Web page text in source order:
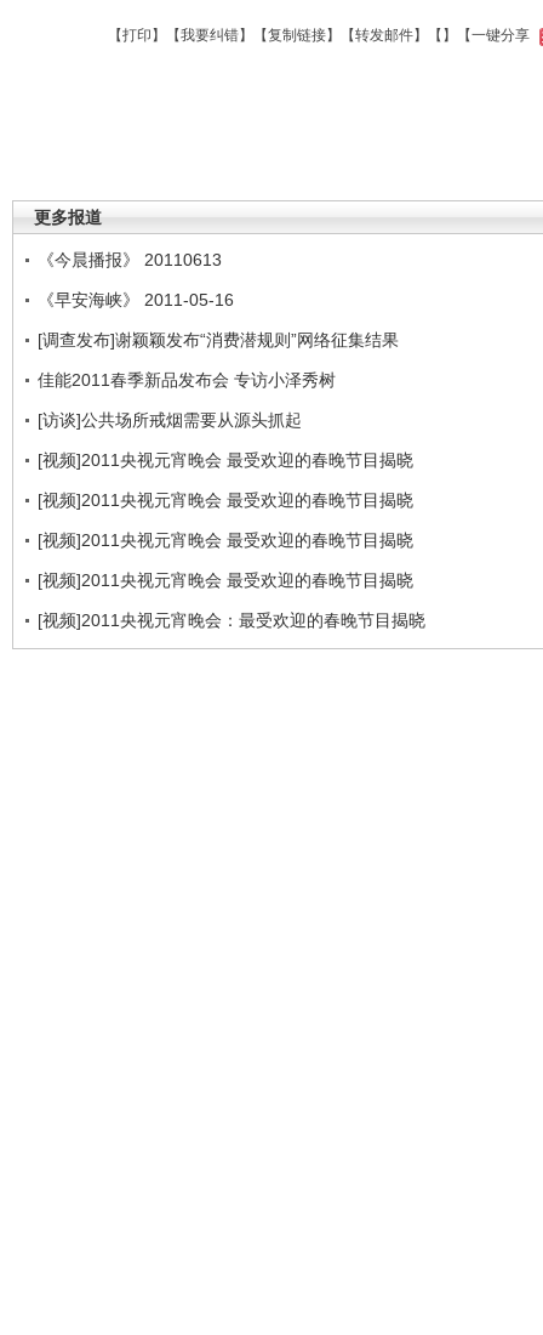
【打印 】【我要纠错】【复制链接】【转发邮件】【 】 【一键分享
更多报道
《今晨播报》 20110613
《早安海峡》 2011-05-16
[调查发布]谢颖颖发布“消费潜规则”网络征集结果
佳能2011春季新品发布会 专访小泽秀树
[访谈]公共场所戒烟需要从源头抓起
[视频]2011央视元宵晚会 最受欢迎的春晚节目揭晓
[视频]2011央视元宵晚会 最受欢迎的春晚节目揭晓
[视频]2011央视元宵晚会 最受欢迎的春晚节目揭晓
[视频]2011央视元宵晚会 最受欢迎的春晚节目揭晓
[视频]2011央视元宵晚会：最受欢迎的春晚节目揭晓